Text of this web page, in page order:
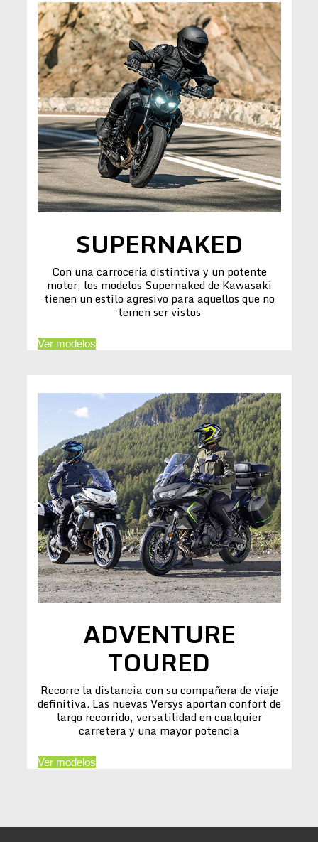
SUPERNAKED
Con una carrocería distintiva y un potente
motor, los modelos Supernaked de Kawasaki
tienen un estilo agresivo para aquellos que no
temen ser vistos
Ver modelos
ADVENTURE
TOURED
Recorre la distancia con su compañera de viaje
definitiva. Las nuevas Versys aportan confort de
largo recorrido, versatilidad en cualquier
carretera y una mayor potencia
Ver modelos